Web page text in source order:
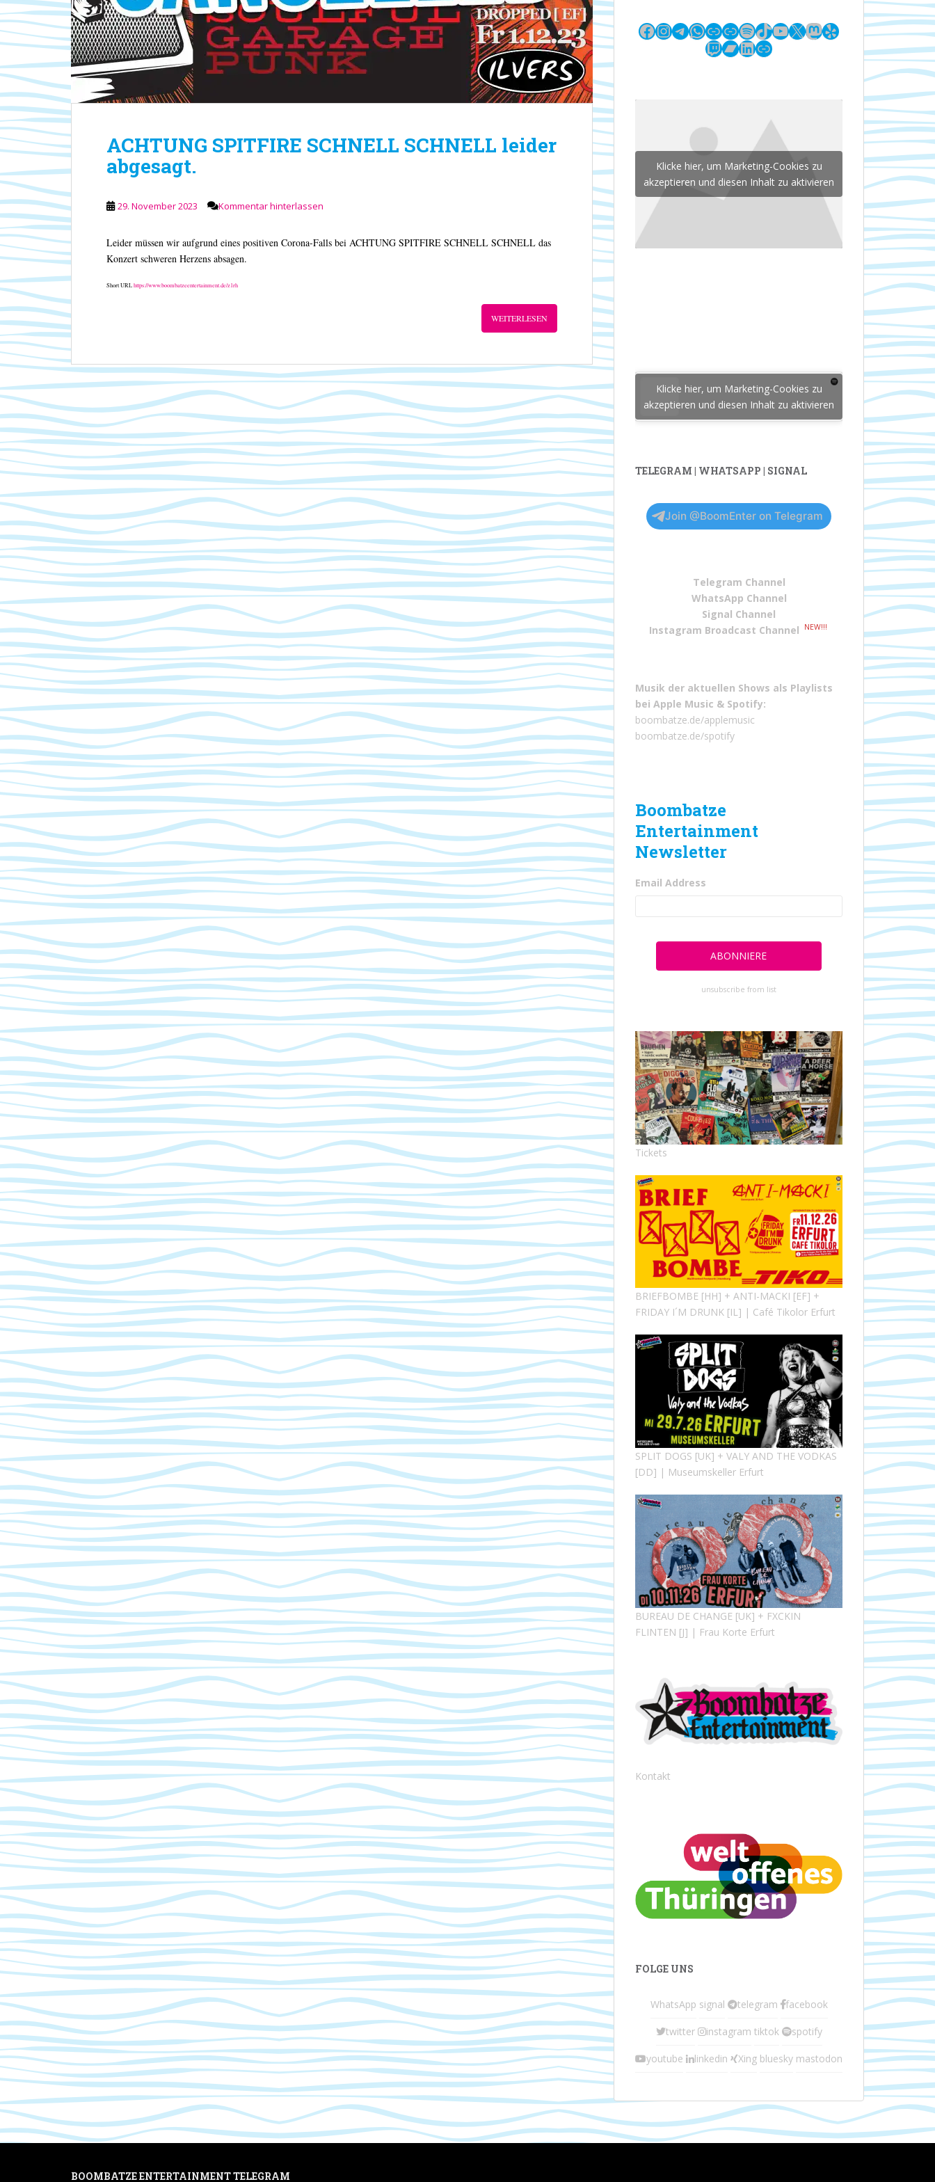
ACHTUNG SPITFIRE SCHNELL SCHNELL leider
abgesagt.
29. November 2023 Kommentar hinterlassen
Leider müssen wir aufgrund eines positiven Corona-Falls bei ACHTUNG SPITFIRE SCHNELL SCHNELL das
Konzert schweren Herzens absagen.
Short URLhttps://www.boombatzeentertainment.de/z1rh
WEITERLESEN
Facebook
Instagram
Telegram
WhatsApp
LinkLinkSpotify
TikTok
YouTube
X Mastodon
Yelp
Twitch
Bandcamp
LinkedIn
Link
Klicke hier, um Marketing-Cookies zu
akzeptieren und diesen Inhalt zu aktivieren
Klicke hier, um Marketing-Cookies zu
akzeptieren und diesen Inhalt zu aktivieren
TELEGRAM | WHATSAPP | SIGNAL
Join @BoomEnter on Telegram
Telegram Channel
WhatsApp Channel
Signal Channel
Instagram Broadcast Channel
NEW!!!
Musik der aktuellen Shows als Playlists
bei Apple Music & Spotify:
boombatze.de/applemusic
boombatze.de/spotify
Boombatze
Entertainment
Newsletter
Email Address
unsubscribe from list
Tickets
BRIEFBOMBE [HH] + ANTI-MACKI [EF] +
FRIDAY I´M DRUNK [IL] | Café Tikolor Erfurt
SPLIT DOGS [UK] + VALY AND THE VODKAS
[DD] | Museumskeller Erfurt
BUREAU DE CHANGE [UK] + FXCKIN
FLINTEN [J] | Frau Korte Erfurt
Kontakt
FOLGE UNS
WhatsApp signal telegram facebook
twitter instagram tiktok spotify
youtube linkedin Xing bluesky mastodon
BOOMBATZE ENTERTAINMENT TELEGRAM